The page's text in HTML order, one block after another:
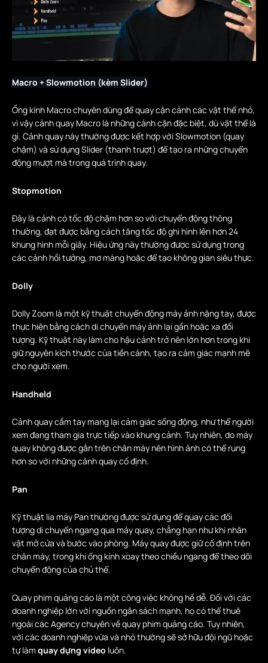
Macro + Slowmotion (kèm Slider)
Ống kính Macro chuyên dùng để quay cận cảnh các vật thể nhỏ,
vì vậy cảnh quay Macro là những cảnh cận đặc biệt, dù vật thể là
gì. Cảnh quay này thường được kết hợp với Slowmotion (quay
chậm) và sử dụng Slider (thanh trượt) để tạo ra những chuyển
động mượt mà trong quá trình quay.
Stopmotion
Đây là cảnh có tốc độ chậm hơn so với chuyển động thông
thường, đạt được bằng cách tăng tốc độ ghi hình lên hơn 24
khung hình mỗi giây. Hiệu ứng này thường được sử dụng trong
các cảnh hồi tưởng, mơ màng hoặc để tạo không gian siêu thực.
Dolly
Dolly Zoom là một kỹ thuật chuyển động máy ảnh nặng tay, được
thực hiện bằng cách di chuyển máy ảnh lại gần hoặc xa đối
tượng. Kỹ thuật này làm cho hậu cảnh trở nên lớn hơn trong khi
giữ nguyên kích thước của tiền cảnh, tạo ra cảm giác mạnh mẽ
cho người xem.
Handheld
Cảnh quay cầm tay mang lại cảm giác sống động, như thể người
xem đang tham gia trực tiếp vào khung cảnh. Tuy nhiên, do máy
quay không được gắn trên chân máy nên hình ảnh có thể rung
hơn so với những cảnh quay cố định.
Pan
Kỹ thuật lia máy Pan thường được sử dụng để quay các đối
tượng di chuyển ngang qua máy quay, chẳng hạn như khi nhân
vật mở cửa và bước vào phòng. Máy quay được giữ cố định trên
chân máy, trong khi ống kính xoay theo chiều ngang để theo dõi
chuyển động của chủ thể.
Quay phim quảng cáo là một công việc không hề dễ. Đối với các
doanh nghiệp lớn với nguồn ngân sách mạnh, họ có thể thuê
ngoài các Agency chuyên về quay phim quảng cáo. Tuy nhiên,
với các doanh nghiệp vừa và nhỏ thường sẽ sở hữu đội ngũ hoặc
tự làm quay dựng video luôn.